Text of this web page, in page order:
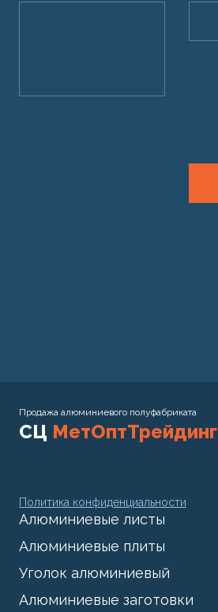
Продажа алюминиевого полуфабриката
СЦ МетОптТрейдинг
Политика конфиденциальности
Алюминиевые листы
Алюминиевые плиты
Уголок алюминиевый
Алюминиевые заготовки